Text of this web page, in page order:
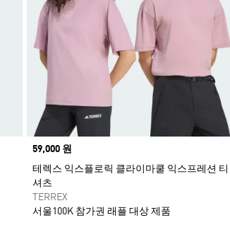
Price
59,000 원
테렉스 익스플로릭 클라이마쿨 익스프레션 티
셔츠
TERREX
서울100K 참가권 래플 대상 제품